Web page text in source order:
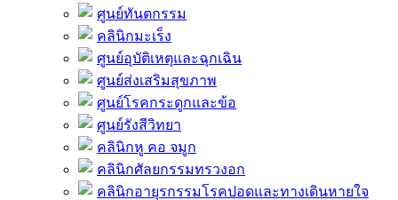
ศูนย์ทันตกรรม
คลินิกมะเร็ง
ศูนย์อุบัติเหตุและฉุกเฉิน
ศูนย์ส่งเสริมสุขภาพ
ศูนย์โรคกระดูกและข้อ
ศูนย์รังสีวิทยา
คลินิกหู คอ จมูก
คลินิกศัลยกรรมทรวงอก
คลินิกอายุรกรรมโรคปอดและทางเดินหายใจ